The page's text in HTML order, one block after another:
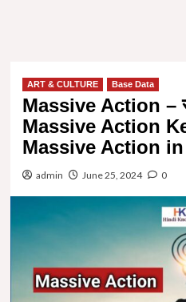
ART & CULTURE Base Data
Massive Action –
Massive Action
Massive Action
admin June 25, 2024 0